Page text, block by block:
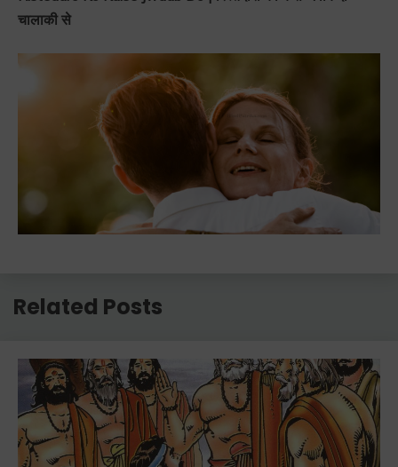
चालाकी से
Related Posts